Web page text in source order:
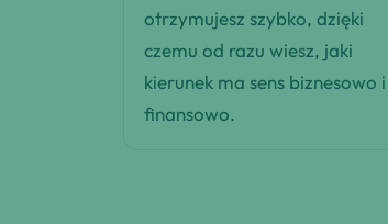
otrzymujesz szybko, dzięki
czemu od razu wiesz, jaki
kierunek ma sens biznesowo i
finansowo.